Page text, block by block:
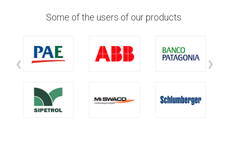
Some of the users of our products.
‹ ›